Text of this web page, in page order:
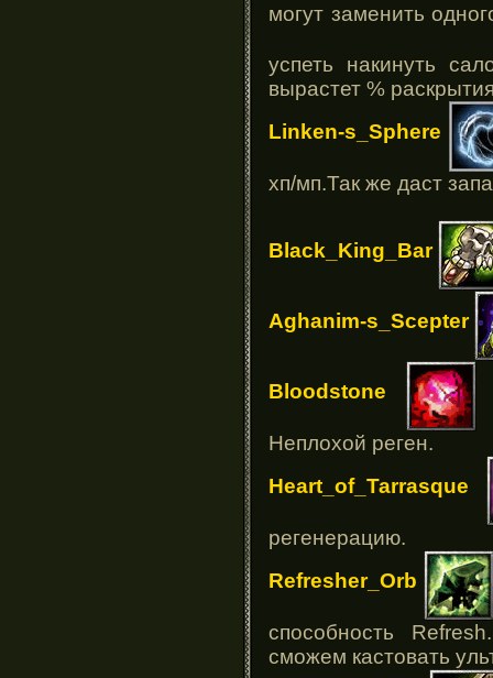
могут заменить
успеть накинуть
вырастет %
Linken-s_Sphere
хп/мп.Так же даст
Black_King_Bar
Aghanim-s_Scepter
Bloodstone
Неплохой реген.
Heart_of_Tarrasque
регенерацию.
Refresher_Orb
способность
сможем кастовать